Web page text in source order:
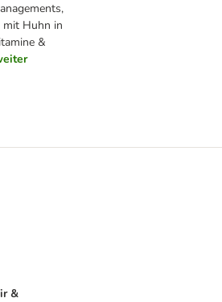
mit Huhn in
&
& Skin Pouches mit Geflügel
&